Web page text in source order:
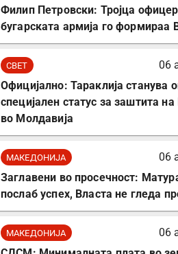
Филип Петровски: Тројца
бугарската армија го
СВЕТ
06
Официјално: Тараклија станува
специјален статус за заштита на
во Молдавија
МАКЕДОНИЈА
06
Заглавени во просечност:
послаб успех, Власта не гледа
МАКЕДОНИЈА
06